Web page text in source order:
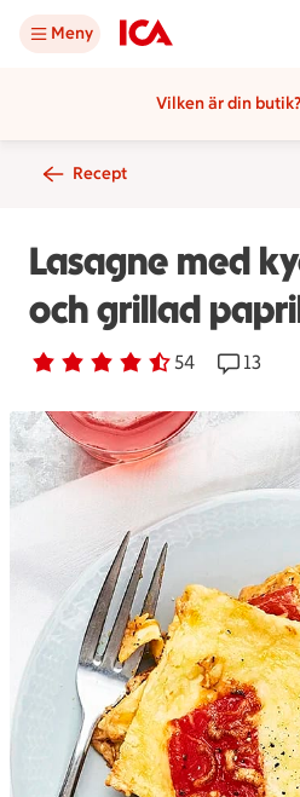
Meny
Vilken är din butik?
Recept
Lasagne med
och grillad
Betyg 4.3 av 5. 54
54 personer har röstatReceptet
13